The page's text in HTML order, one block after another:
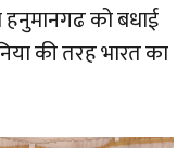
को बधाई
की तरह भारत का